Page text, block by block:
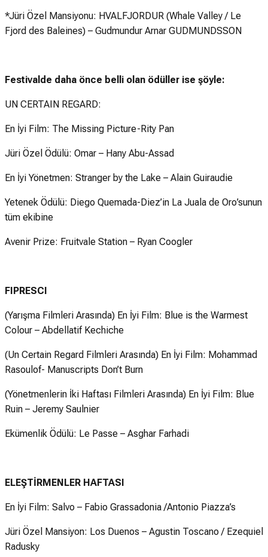
*Jüri Özel Mansiyonu: HVALFJORDUR (Whale Valley / Le
Fjord des Baleines) – Gudmundur Arnar GUDMUNDSSON
Festivalde daha önce belli olan ödüller ise şöyle:
UN CERTAIN REGARD:
En İyi Film: The Missing Picture-Rity Pan
Jüri Özel Ödülü: Omar – Hany Abu-Assad
En İyi Yönetmen: Stranger by the Lake – Alain Guiraudie
Yetenek Ödülü: Diego Quemada-Diez’in La Juala de Oro’sunun
tüm ekibine
Avenir Prize: Fruitvale Station – Ryan Coogler
FIPRESCI
(Yarışma Filmleri Arasında) En İyi Film: Blue is the Warmest
Colour – Abdellatif Kechiche
(Un Certain Regard Filmleri Arasında) En İyi Film: Mohammad
Rasoulof- Manuscripts Don’t Burn
(Yönetmenlerin İki Haftası Filmleri Arasında) En İyi Film: Blue
Ruin – Jeremy Saulnier
Ekümenlik Ödülü: Le Passe – Asghar Farhadi
ELEŞTİRMENLER HAFTASI
En İyi Film: Salvo – Fabio Grassadonia /Antonio Piazza’s
Jüri Özel Mansiyon: Los Duenos – Agustin Toscano / Ezequiel
Radusky